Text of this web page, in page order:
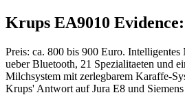
Krups EA9010
Preis: ca. 800 bis 900 Euro.
ueber Bluetooth, 21 Spezialitaeten und
Milchsystem mit zerlegbarem Karaffe-
Krups' Antwort auf Jura E8 und